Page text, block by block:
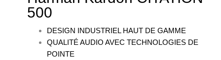
500
DESIGN INDUSTRIEL HAUT DE GAMME
QUALITÉ AUDIO AVEC TECHNOLOGIES DE
POINTE